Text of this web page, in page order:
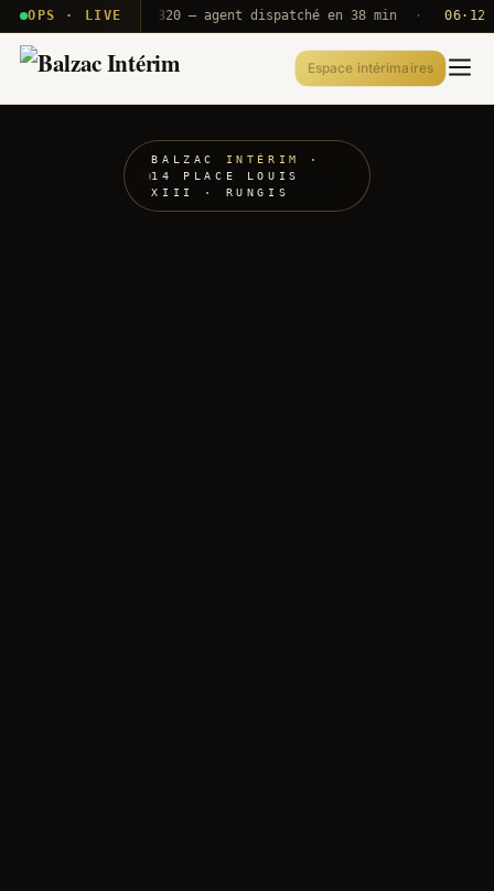
OPS · LIVE
T2E · B71 Push A320 — agent dispatché en 38 min · 06·12 UTC
Espace intérimaires
BALZAC INTÉRIM
·
14 PLACE LOUIS
XIII · RUNGIS